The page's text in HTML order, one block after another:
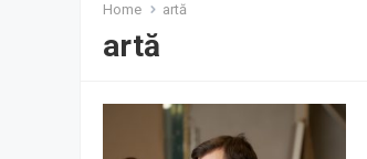
Home artă
artă